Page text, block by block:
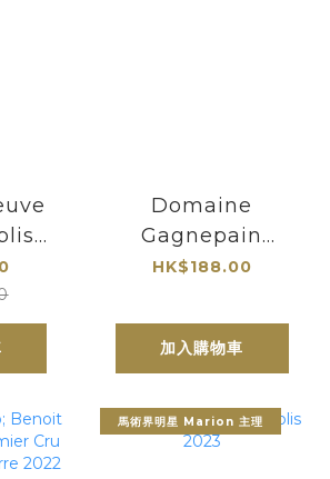
Domaine
Gagnepain
Chablis 2023
HK$188.00
加入購物車
馬術界明星 Marion 主理